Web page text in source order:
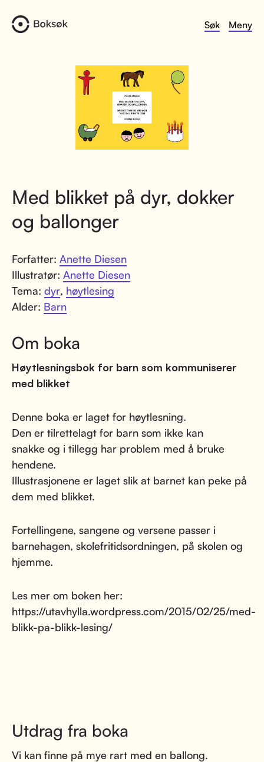
Søk Meny
Med blikket på dyr, dokker
og ballonger
Forfatter: Anette Diesen
Illustratør: Anette Diesen
Tema: dyr, høytlesing
Alder: Barn
Om boka
Høytlesningsbok for barn som kommuniserer
med blikket
Denne boka er laget for høytlesning.
Den er tilrettelagt for barn som ikke kan
snakke og i tillegg har problem med å bruke
hendene.
Illustrasjonene er laget slik at barnet kan peke på
dem med blikket.
Fortellingene, sangene og versene passer i
barnehagen, skolefritidsordningen, på skolen og
hjemme.
Les mer om boken her:
https://utavhylla.wordpress.com/2015/02/25/med-
blikk-pa-blikk-lesing/
Utdrag fra boka
Vi kan finne på mye rart med en ballong.